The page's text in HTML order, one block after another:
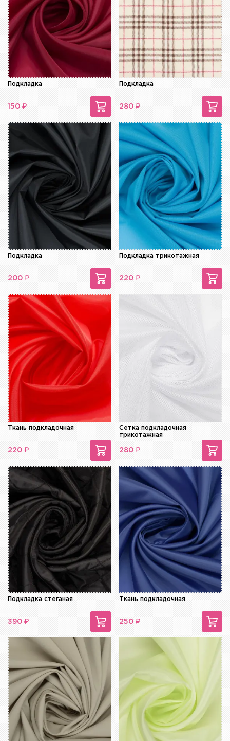
Подкладка
150 ₽
Подкладка
280 ₽
Подкладка
200 ₽
Подкладка трикотажная
220 ₽
Ткань подкладочная
220 ₽
Сетка подкладочная
трикотажная
280 ₽
Подкладка стеганая
390 ₽
Ткань подкладочная
250 ₽